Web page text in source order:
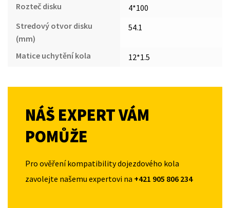
Rozteč disku
4*100
Stredový otvor disku
(mm)
54.1
Matice uchytění kola 12*1.5
NÁŠ EXPERT VÁM
POMŮŽE
Pro ověření kompatibility dojezdového kola
zavolejte našemu expertovi na +421 905 806 234